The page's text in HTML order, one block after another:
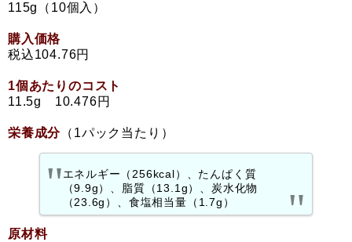
115g（10個入）
購入価格
税込104.76円
1個あたりのコスト
11.5g 10.476円
栄養成分 （1パック当たり）
エネルギー（256kcal）、たんぱく質
（9.9g）、脂質（13.1g）、炭水化物
（23.6g）、食塩相当量（1.7g）
原材料